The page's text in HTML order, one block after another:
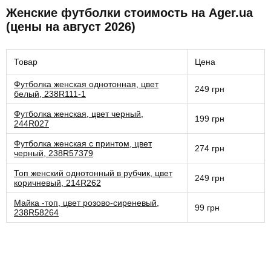
Женские футболки стоимость на Ager.ua
(цены на август 2026)
Товар Цена
Футболка женская однотонная, цвет
белый, 238R111-1
249 грн
Футболка женская, цвет черный,
244R027
199 грн
Футболка женская с принтом, цвет
черный, 238R57379
274 грн
Топ женский однотонный в рубчик, цвет
коричневый, 214R262
249 грн
Майка -топ, цвет розово-сиреневый,
238R58264
99 грн